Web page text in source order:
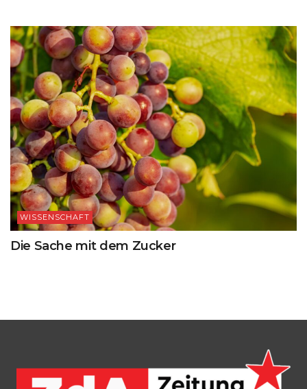
WISSENSCHAFT
Die Sache mit dem Zucker